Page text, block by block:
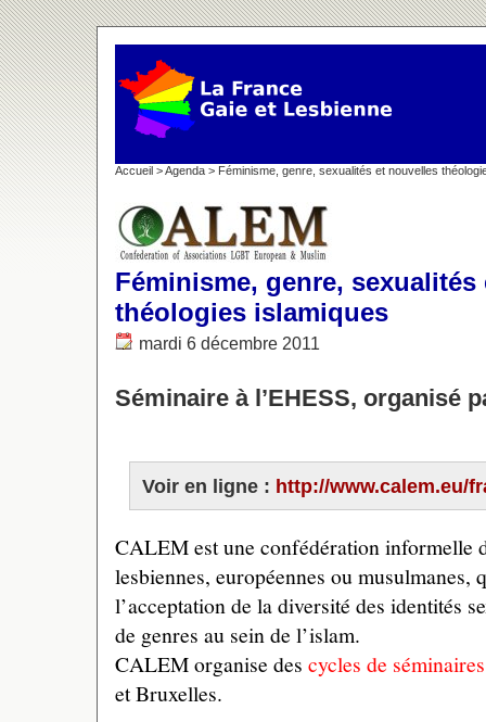
Accueil >Agenda > Féminisme, genre, sexualités et nouvelles
Féminisme, genre,
théologies islamiques
mardi 6 décembre 2011
Séminaire à l’EHESS, organisé
Voir en ligne : http://www.calem.eu/
CALEM est une confédération informelle
lesbiennes, européennes ou musulmanes,
l’acceptation de la diversité des identités
de genres au sein de l’islam.
CALEM organise des cycles de séminaires
et Bruxelles.